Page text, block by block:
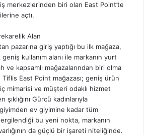
merkezlerinden biri olan East Point’te
açtı.
Alan
pazarına giriş yaptığı bu ilk mağaza,
geniş kullanım alanı ile markanın yurt
ve kapsamlı mağazalarından biri olma
Tiflis East Point mağazası; geniş ürün
mimarisi ve müşteri odaklı hizmet
şıklığını Gürcü kadınlarıyla
ev giyimine kadar tüm
bu yeni nokta, markanın
da güçlü bir işareti niteliğinde.